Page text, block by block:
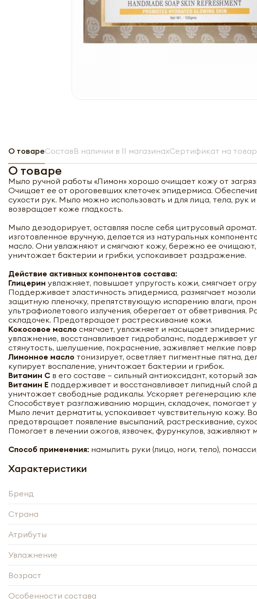
О товареСоставВ наличии в 11 магазинахСертификат на товар
О товаре
Мыло ручной работы «Лимон» хорошо очищает кожу от
Очищает ее от ороговевших клеточек эпидермиса.
сухости рук. Мыло можно использовать и для лица, тела, рук
возвращает коже гладкость.
Мыло дезодорирует, оставляя после себя цитрусовый
изготовленное вручную, делается из натуральных
масло. Они увлажняют и смягчают кожу, бережно ее
уничтожает бактерии и грибки, успокаивает раздражение.
Действие активных компонентов состава:
Глицерин увлажняет, повышает упругость кожи, смягчает
Поддерживает эластичность эпидермиса, размягчает
защитную пленочку, препятствующую испарению влаги,
ультрафиолетового излучения, оберегает от обветривания.
складочек. Предотвращает растрескивание кожи.
Кокосовое масло смягчает, увлажняет и насыщает
увлажнение, восстанавливает гидробаланс, поддерживает
стянутость, шелушение, покраснение, заживляет мелкие
Лимонное масло тонизирует, осветляет пигментные пятна,
купирует воспаление, уничтожает бактерии и грибок.
Витамин С в его составе – сильный антиоксидант, который
Витамин Е поддерживает и восстанавливает липидный слой
уничтожает свободные радикалы. Ускоряет регенерацию
Способствует разглаживанию морщин, складочек, помогает
Мыло лечит дерматиты, успокаивает чувствительную кожу.
предотвращает появление высыпаний, растрескивание,
Помогает в лечении ожогов, язвочек, фурункулов, заживляют
Способ применения: намылить руки (лицо, ноги, тело),
Характеристики
Бренд
Страна
Атрибуты
Увлажнение
Возраст
Особенности состава